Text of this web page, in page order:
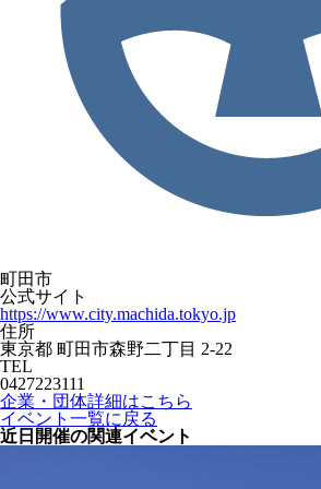
町田市
公式サイト
https://www.city.machida.tokyo.jp
住所
東京都 町田市森野二丁目 2-22
TEL
0427223111
企業・団体詳細はこちら
イベント一覧に戻る
近日開催の関連イベント